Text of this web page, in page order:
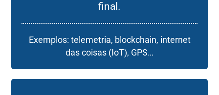
final.
Exemplos: telemetria, blockchain, internet
das coisas (IoT), GPS…